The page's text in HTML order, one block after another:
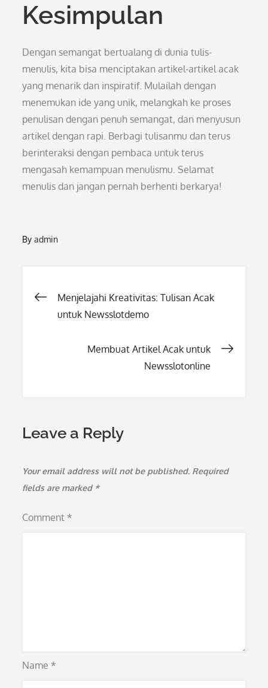
Kesimpulan
Dengan semangat bertualang di dunia tulis-
menulis, kita bisa menciptakan artikel-artikel acak
yang menarik dan inspiratif. Mulailah dengan
menemukan ide yang unik, melangkah ke proses
penulisan dengan penuh semangat, dan menyusun
artikel dengan rapi. Berbagi tulisanmu dan terus
berinteraksi dengan pembaca untuk terus
mengasah kemampuan menulismu. Selamat
menulis dan jangan pernah berhenti berkarya!
Byadmin
Post
Menjelajahi Kreativitas: Tulisan Acak
untuk Newsslotdemo
Membuat Artikel Acak untuk
Newsslotonline
Leave a Reply
Your email address will not be published. Required
fields are marked *
Comment *
Name *